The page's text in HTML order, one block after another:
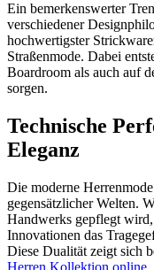
Ein bemerkenswerter
verschiedener
hochwertigster
Straßenmode. Dabei
Boardroom als auch auf
sorgen.
Technische
Eleganz
Die moderne
gegensätzlicher Welten.
Handwerks gepflegt
Innovationen das
Diese Dualität zeigt sich